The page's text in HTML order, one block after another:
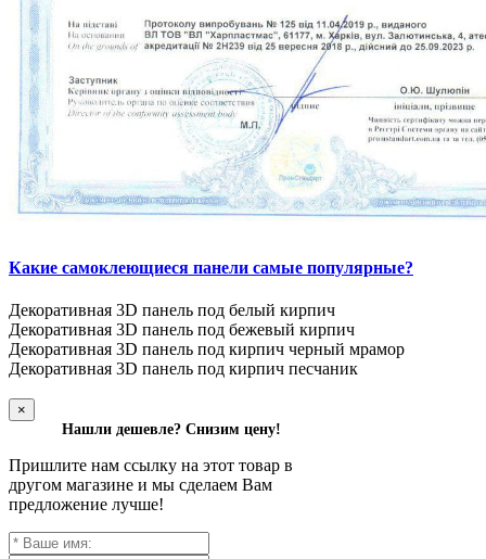
Какие самоклеющиеся панели самые популярные?
Декоративная 3D панель под белый кирпич
Декоративная 3D панель под бежевый кирпич
Декоративная 3D панель под кирпич черный мрамор
Декоративная 3D панель под кирпич песчаник
×
Нашли дешевле? Снизим цену!
Пришлите нам ссылку на этот товар в
другом магазине и мы сделаем Вам
предложение лучше!